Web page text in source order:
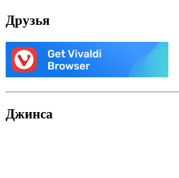
Друзья
Джинса